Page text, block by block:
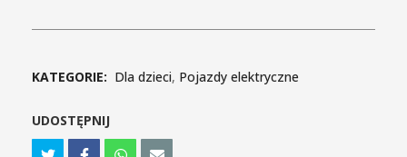
KATEGORIE: Dla dzieci, Pojazdy elektryczne
UDOSTĘPNIJ